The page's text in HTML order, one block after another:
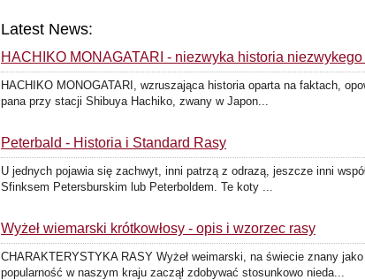
Latest News:
HACHIKO MONAGATARI - niezwyka historia niezwykego
HACHIKO MONOGATARI, wzruszająca historia oparta na faktach,
pana przy stacji Shibuya Hachiko, zwany w Japon...
Peterbald - Historia i Standard Rasy
U jednych pojawia się zachwyt, inni patrzą z odrazą, jeszcze inni
Sfinksem Petersburskim lub Peterboldem. Te koty ...
Wyżeł wiemarski krótkowłosy - opis i wzorzec rasy
CHARAKTERYSTYKA RASY Wyżeł weimarski, na świecie znany
popularność w naszym kraju zaczął zdobywać stosunkowo nieda...